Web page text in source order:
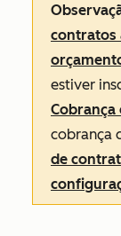
contratos
estiver
Cobrança
cobrança
de